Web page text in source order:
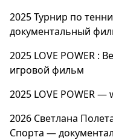
2025Турнир по
документальный
2025 LOVE POWER :
игровой фильм
2025 LOVE POWER—
2026 Светлана
Спорта —